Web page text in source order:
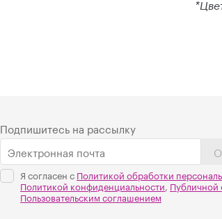
Подпишитесь на рассылку
Я согласен с Политикой обработки
Политикой конфиденциальности, Публичной
Пользовательским соглашением